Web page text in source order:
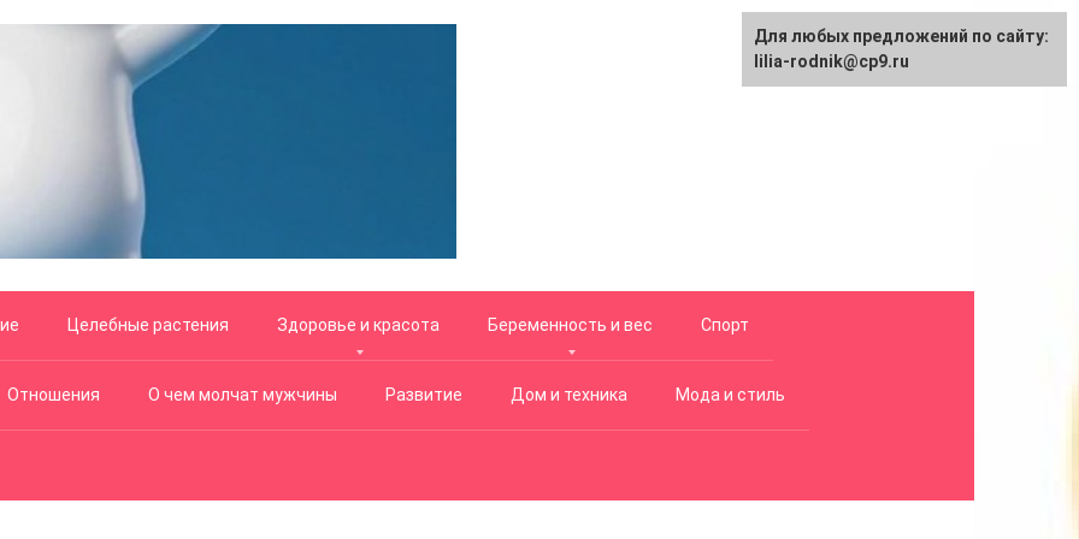
Целебные растения Здоровье и красота Беременность и вес Спорт
Отношения О чем молчат мужчины Развитие Дом и техника Мода и стиль
Для любых предложений по сайту:
lilia-rodnik@cp9.ru